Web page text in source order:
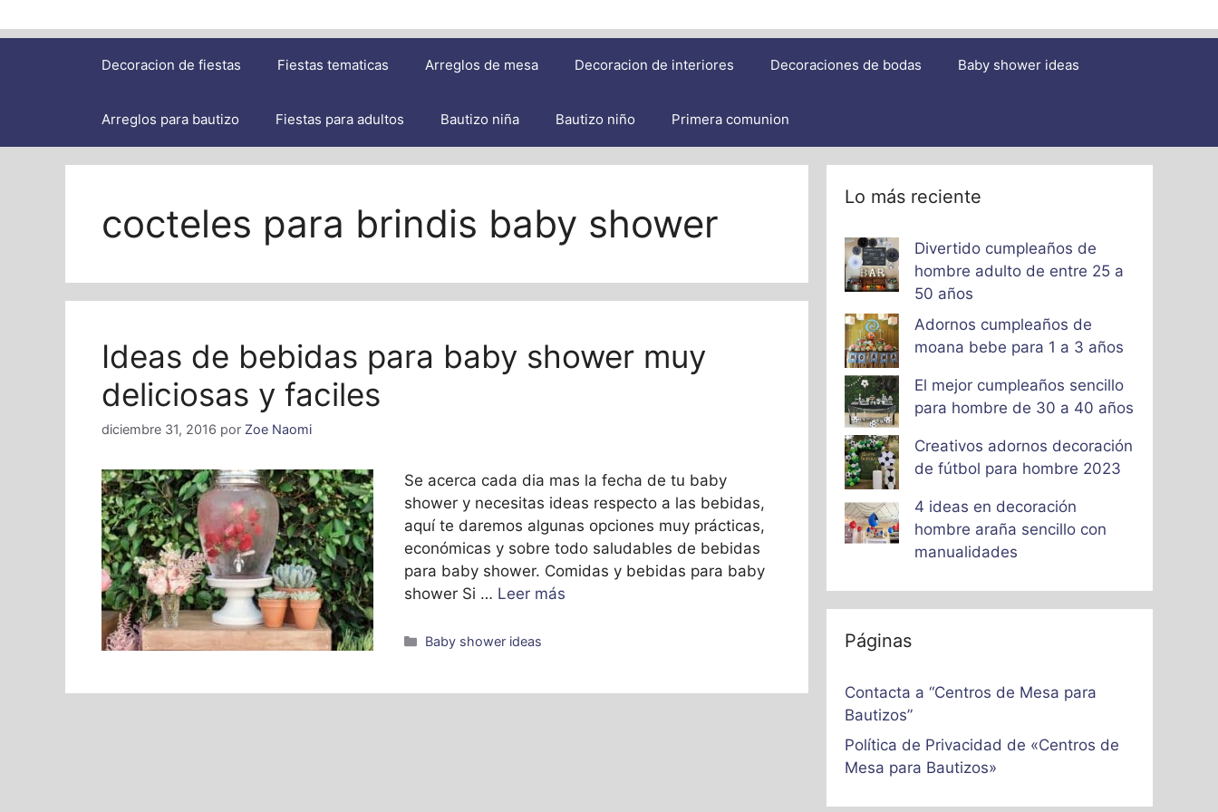
Decoracion de fiestas Fiestas tematicas Arreglos de mesa Decoracion de interiores Decoraciones de bodas Baby shower ideas
Arreglos para bautizo Fiestas para adultos Bautizo niña Bautizo niño Primera comunion
cocteles para brindis baby shower
Ideas de bebidas para baby shower muy
deliciosas y faciles
diciembre 31, 2016 por Zoe Naomi
Se acerca cada dia mas la fecha de tu baby
shower y necesitas ideas respecto a las bebidas,
aquí te daremos algunas opciones muy prácticas,
económicas y sobre todo saludables de bebidas
para baby shower. Comidas y bebidas para baby
shower Si … Leer más
Categorías
Baby shower ideas
Lo más reciente
Divertido cumpleaños de
hombre adulto de entre 25 a
50 años
Adornos cumpleaños de
moana bebe para 1 a 3 años
El mejor cumpleaños sencillo
para hombre de 30 a 40 años
Creativos adornos decoración
de fútbol para hombre 2023
4 ideas en decoración
hombre araña sencillo con
manualidades
Páginas
Contacta a “Centros de Mesa para
Bautizos”
Política de Privacidad de «Centros de
Mesa para Bautizos»